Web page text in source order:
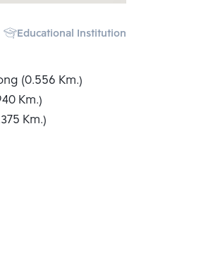
Educational Institution
(0.556 Km.)
Km.)
Km.)